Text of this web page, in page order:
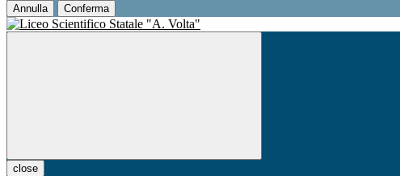
Annulla Conferma
close